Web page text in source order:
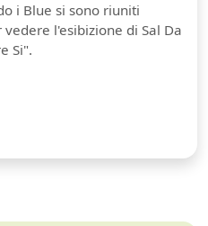
i Blue si sono riuniti
l'esibizione di Sal Da
Si".